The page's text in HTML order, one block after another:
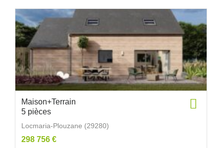
Maison+Terrain
5 pièces
Locmaria-Plouzane (29280)
298 756 €